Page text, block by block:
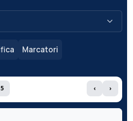
Marcatori
5 ‹ ›